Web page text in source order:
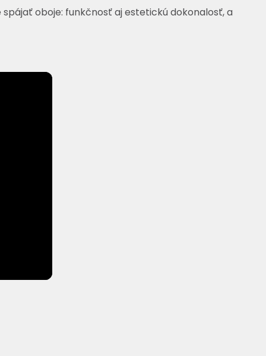
oboje: funkčnosť aj estetickú dokonalosť, a